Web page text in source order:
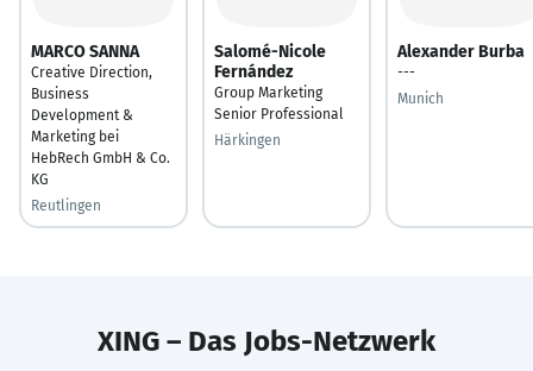
MARCO SANNA
Creative Direction,
Business
Development &
Marketing bei
HebRech GmbH & Co.
KG
Reutlingen
Salomé-Nicole
Fernández
Group Marketing
Senior Professional
Härkingen
Alexander Burba
---
Munich
XING – Das Jobs-Netzwerk